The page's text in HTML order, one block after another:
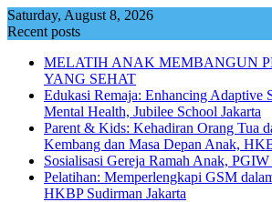
Skip
to
Saturday, August 8, 2026
Recent posts
MELATIH ANAK MEMBANGUN
YANG SEHAT
Edukasi Remaja: Enhancing Adaptive
Mental Health, Jubilee School Jakarta
Parent & Kids: Kehadiran Orang Tua
Kembang dan Masa Depan Anak,
Sosialisasi Gereja Ramah Anak, PGIW
Pelatihan: Memperlengkapi GSM
HKBP Sudirman Jakarta